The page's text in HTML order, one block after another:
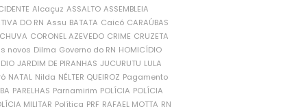
Alcaçuz ASSALTO ASSEMBLEIA
DO RN Assu BATATA Caicó CARAÚBAS
CORONEL AZEVEDO CRIME CRUZETA
novos Dilma Governo do RN HOMICÍDIO
JARDIM DE PIRANHAS JUCURUTU LULA
NATAL Nilda NÉLTER QUEIROZ Pagamento
PARELHAS Parnamirim POLÍCIA POLÍCIA
MILITAR Política PRF RAFAEL MOTTA RN